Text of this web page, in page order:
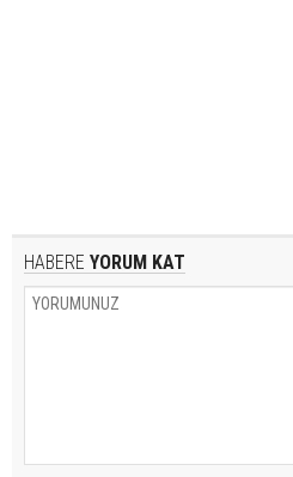
HABERE YORUM KAT